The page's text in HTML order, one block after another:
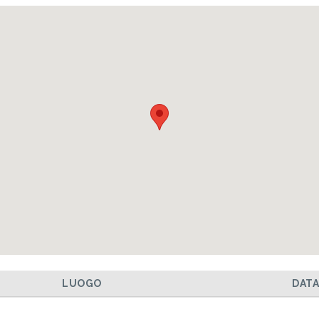
LUOGO DATA